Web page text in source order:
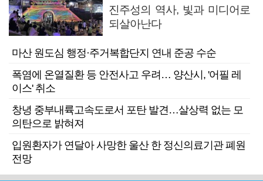
진주성의 역사, 빛과 미디어로
되살아난다
마산 원도심 행정·주거복합단지 연내 준공 수순
폭염에 온열질환 등 안전사고 우려… 양산시, '어필 레
이스' 취소
창녕 중부내륙고속도로서 포탄 발견…살상력 없는 모
의탄으로 밝혀져
입원환자가 연달아 사망한 울산 한 정신의료기관 폐원
전망